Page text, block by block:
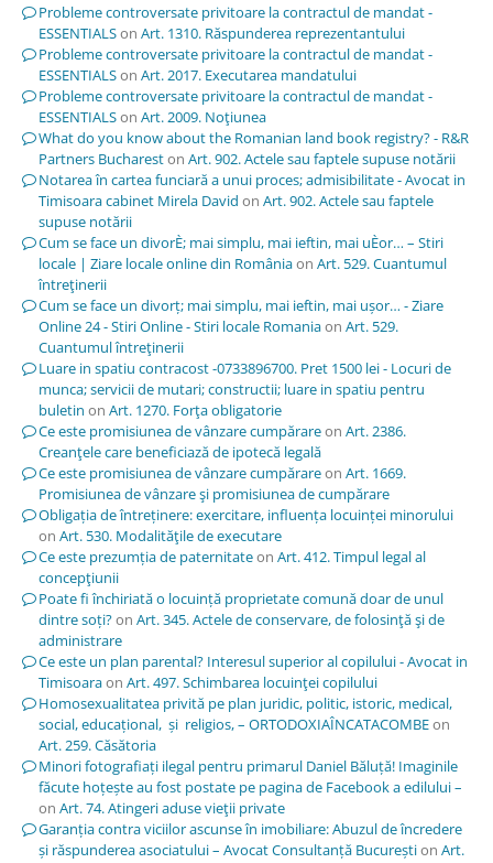
Probleme controversate privitoare la contractul de mandat -
ESSENTIALSon Art. 1310. Răspunderea reprezentantului
Probleme controversate privitoare la contractul de mandat -
ESSENTIALSon Art. 2017. Executarea mandatului
Probleme controversate privitoare la contractul de mandat -
ESSENTIALSon Art. 2009. Noţiunea
What do you know about the Romanian land book registry? - R&R
Partners Buchareston Art. 902. Actele sau faptele supuse notării
Notarea în cartea funciară a unui proces; admisibilitate - Avocat in
Timisoara cabinet Mirela David on Art. 902. Actele sau faptele
supuse notării
Cum se face un divorÈ; mai simplu, mai ieftin, mai uÈor… – Stiri
locale | Ziare locale online din Româniaon Art. 529. Cuantumul
întreţinerii
Cum se face un divorț; mai simplu, mai ieftin, mai ușor… - Ziare
Online 24 - Stiri Online - Stiri locale Romaniaon Art. 529.
Cuantumul întreţinerii
Luare in spatiu contracost -0733896700. Pret 1500 lei - Locuri de
munca; servicii de mutari; constructii; luare in spatiu pentru
buletin on Art. 1270. Forţa obligatorie
Ce este promisiunea de vânzare cumpărareon Art. 2386.
Creanţele care beneficiază de ipotecă legală
Ce este promisiunea de vânzare cumpărareon Art. 1669.
Promisiunea de vânzare şi promisiunea de cumpărare
Obligația de întreținere: exercitare, influența locuinței minorului
on Art. 530. Modalităţile de executare
Ce este prezumția de paternitateon Art. 412. Timpul legal al
concepţiunii
Poate fi închiriată o locuință proprietate comună doar de unul
dintre soți?on Art. 345. Actele de conservare, de folosinţă şi de
administrare
Ce este un plan parental? Interesul superior al copilului - Avocat in
Timisoaraon Art. 497. Schimbarea locuinţei copilului
Homosexualitatea privită pe plan juridic, politic, istoric, medical,
social, educațional, și religios, – ORTODOXIAÎNCATACOMBEon
Art. 259. Căsătoria
Minori fotografiați ilegal pentru primarul Daniel Băluță! Imaginile
făcute hoțește au fost postate pe pagina de Facebook a edilului –
on Art. 74. Atingeri aduse vieţii private
Garanția contra viciilor ascunse în imobiliare: Abuzul de încredere
și răspunderea asociatului – Avocat Consultanță Bucureștion Art.